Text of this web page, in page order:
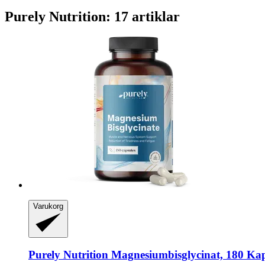
Purely Nutrition: 17 artiklar
Varukorg
Purely Nutrition Magnesiumbisglycinat, 180